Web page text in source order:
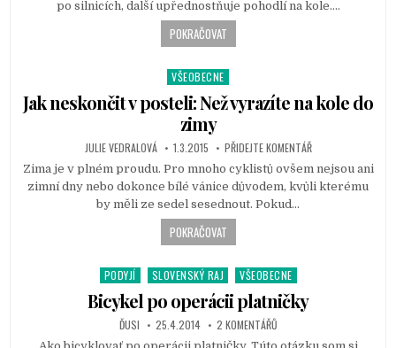
i
n
po silnicích, další upřednostňuje pohodlí na kole….
POKRAČOVAT
P
o
s
e
d
i
n
VŠEOBECNE
Jak neskončit v posteli: Než vyrazíte na kole do
zimy
JULIE VEDRALOVÁ 1.3.2015 PŘIDEJTE KOMENTÁŘ
Zima je v plném proudu. Pro mnoho cyklistů ovšem nejsou ani
zimní dny nebo dokonce bílé vánice důvodem, kvůli kterému
by měli ze sedel sesednout. Pokud…
POKRAČOVAT
P
o
s
PODYJÍ SLOVENSKÝ RAJ VŠEOBECNE
Bicykel po operácii platničky
ĎUSI 25.4.2014 2 KOMENTÁŘŮ